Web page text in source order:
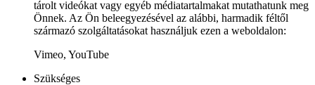
tárolt videókat vagy egyéb médiatartalmakat mutathatunk meg
Önnek. Az Ön beleegyezésével az alábbi, harmadik féltől
származó szolgáltatásokat használjuk ezen a weboldalon:
Vimeo, YouTube
Szükséges